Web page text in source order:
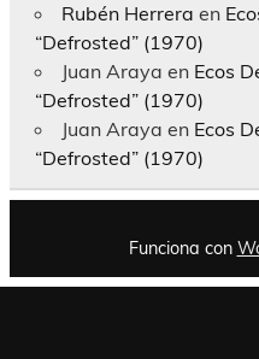
Rubén Herrera en
“Defrosted” (1970)
Juan Araya en Ecos
“Defrosted” (1970)
Juan Araya en Ecos
“Defrosted” (1970)
Funciona con